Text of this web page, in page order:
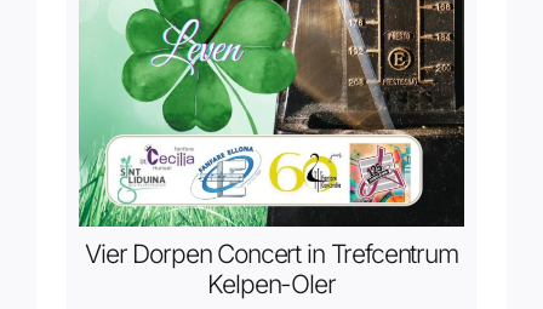
Vier Dorpen Concert in Trefcentrum
Kelpen-Oler